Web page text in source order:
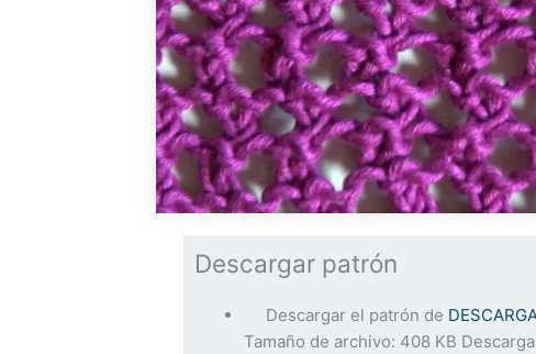
Descargar patrón
Descargar el patrón de
Tamaño de archivo: 408 KB